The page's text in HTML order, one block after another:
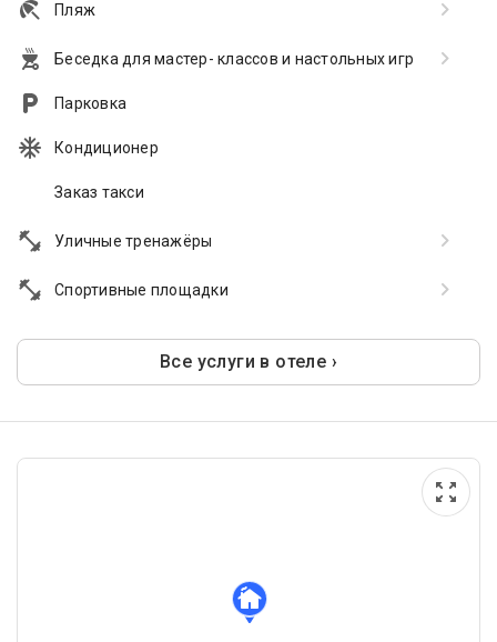
Пляж
Беседка для мастер- классов и настольных игр
Парковка
Кондиционер
Заказ такси
Уличные тренажёры
Спортивные площадки
Все услуги в отеле ›